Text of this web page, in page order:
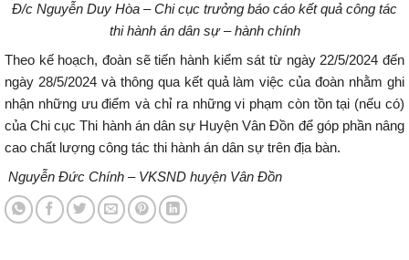
Đ/c Nguyễn Duy Hòa – Chi cục trưởng báo cáo kết quả công tác
thi hành án dân sự – hành chính
Theo kế hoạch, đoàn sẽ tiến hành kiểm sát từ ngày 22/5/2024 đến
ngày 28/5/2024 và thông qua kết quả làm việc của đoàn nhằm ghi
nhận những ưu điểm và chỉ ra những vi phạm còn tồn tại (nếu có)
của Chi cục Thi hành án dân sự Huyện Vân Đồn để góp phần nâng
cao chất lượng công tác thi hành án dân sự trên địa bàn.
Nguyễn Đức Chính – VKSND huyện Vân Đồn